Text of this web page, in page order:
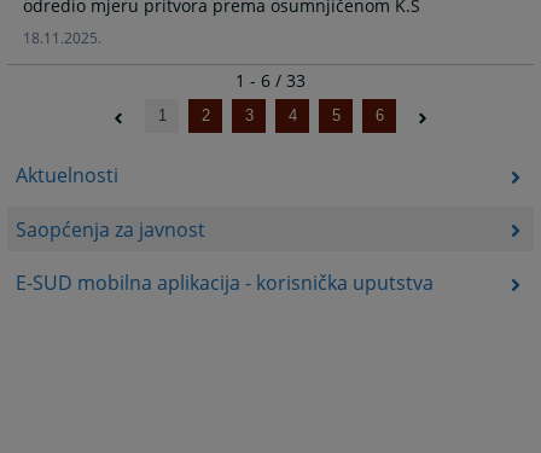
Aktuelnosti
Saopćenja za javnost
E-SUD mobilna aplikacija - korisnička uputstva
odredio mjeru pritvora prema osumnjičenom K.S
18.11.2025.
1 - 6 / 33
1 2 3 4 5 6